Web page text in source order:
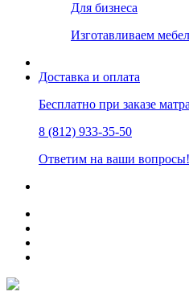
Для бизнеса
Изготавливаем
Доставка и оплата
Бесплатно при заказе
8 (812) 933-35-50
Ответим на ваши вопросы!